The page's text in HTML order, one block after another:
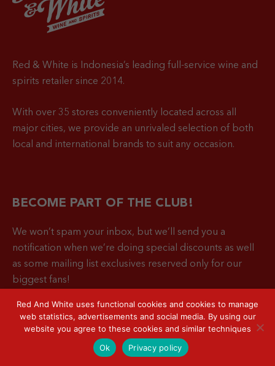
Red & White is Indonesia’s leading full-service wine and
spirits retailer since 2014.
With over 35 stores conveniently located across all
major cities, we provide an unrivaled selection of both
local and international brands to suit any occasion.
BECOME PART OF THE CLUB!
We won’t spam your inbox, but we’ll send you a
notification when we’re doing special discounts as well
as some mailing list exclusives reserved only for our
biggest fans!
Red And White uses functional cookies and cookies to manage
web statistics, advertisements and social media. By using our
website you agree to these cookies and similar techniques
Ok
Privacy policy